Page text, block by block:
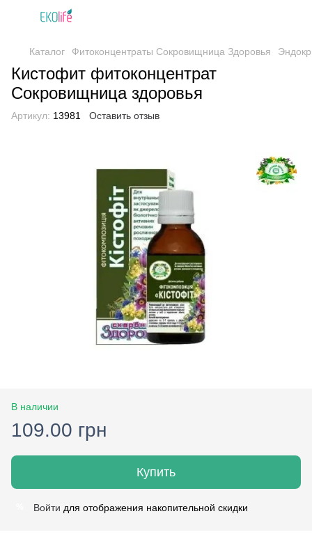
Каталог Фитоконцентраты Сокровищница Здоровья
Кистофит фитоконцентрат
Сокровищница здоровья
Артикул: 13981 Оставить отзыв
В наличии
109.00 грн
Купить
Войти для отображения накопительной скидки